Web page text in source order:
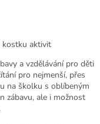
kostku aktivit
a vzdělávání pro děti
pro nejmenší, přes
na školku s oblíbeným
zábavu, ale i možnost